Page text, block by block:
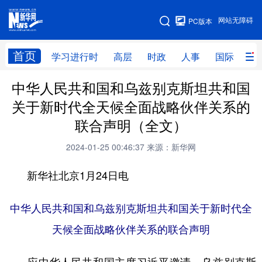
网站无障碍
PC版本
首页 学习进行时 高层 时政 人事 国际 财
网站地图
学习进行时 高层 时政 人事
国际 财经 网评 港澳
访谈 视频 图片 政务
中央文件 金融
食品 人居 信息化 数字经济
中华人民共和国和乌兹别克斯坦共和国
关于新时代全天候全面战略伙伴关系的
联合声明（全文）
2024-01-25 00:46:37 来源：新华网
新华社北京1月24日电
中华人民共和国和乌兹别克斯坦共和国关于新时代全
天候全面战略伙伴关系的联合声明